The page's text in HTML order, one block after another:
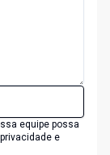
equipe possa
e